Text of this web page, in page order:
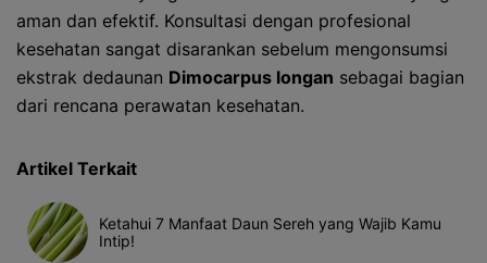
aman dan efektif. Konsultasi dengan profesional
kesehatan sangat disarankan sebelum mengonsumsi
ekstrak dedaunan Dimocarpus longan sebagai bagian
dari rencana perawatan kesehatan.
Artikel Terkait
Ketahui 7 Manfaat Daun Sereh yang Wajib Kamu
Intip!